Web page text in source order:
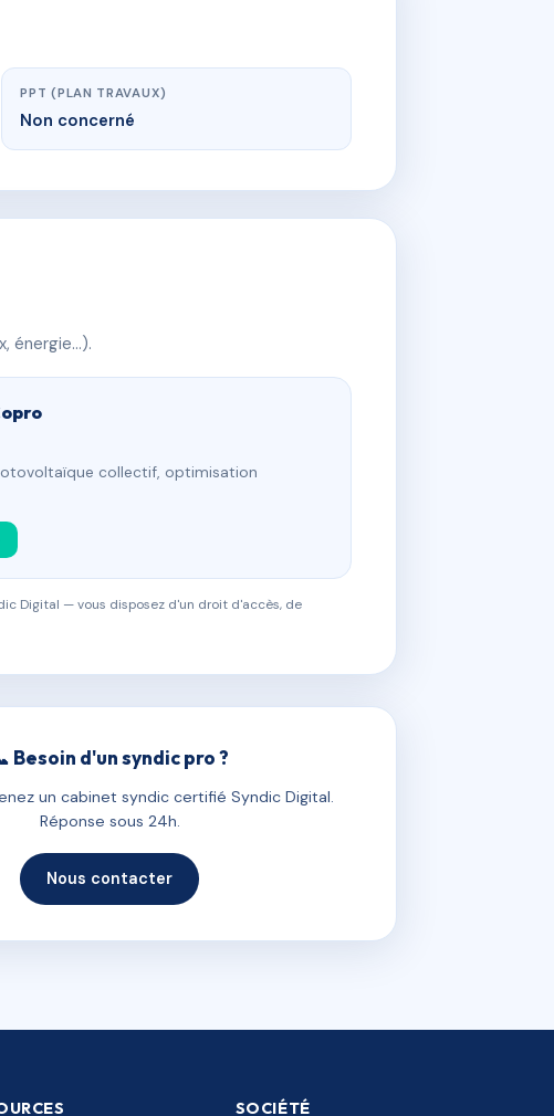
PPT (PLAN TRAVAUX)
Non concerné
énergie…).
collectif, optimisation
Digital — vous disposez d'un droit d'accès, de
Besoin d'un syndic pro ?
un cabinet syndic certifié Syndic Digital.
Réponse sous 24h.
Nous contacter
SOCIÉTÉ